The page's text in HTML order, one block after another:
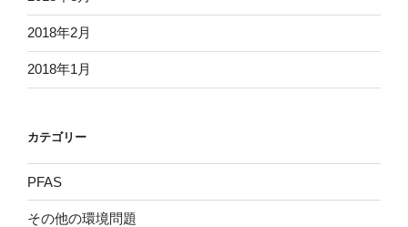
2018年2月
2018年1月
カテゴリー
PFAS
その他の環境問題